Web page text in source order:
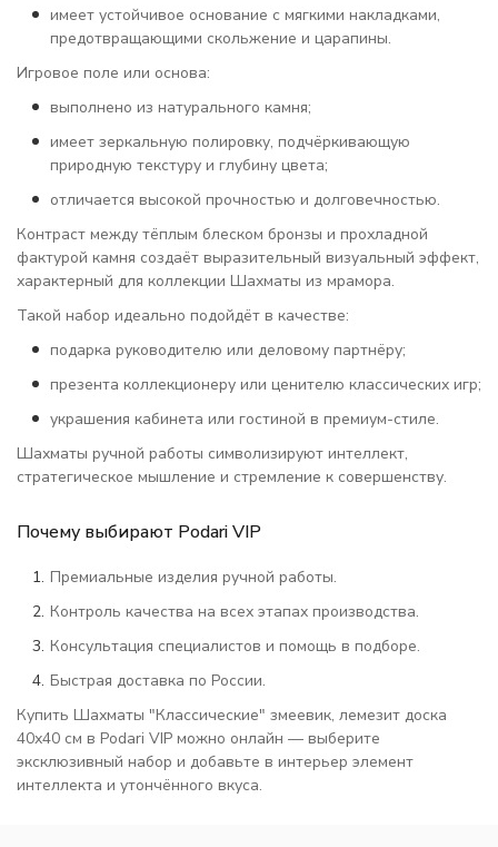
имеет устойчивое основание с мягкими накладками,
предотвращающими скольжение и царапины.
Игровое поле или основа:
выполнено из натурального камня;
имеет зеркальную полировку, подчёркивающую
природную текстуру и глубину цвета;
отличается высокой прочностью и долговечностью.
Контраст между тёплым блеском бронзы и прохладной
фактурой камня создаёт выразительный визуальный эффект,
характерный для коллекции Шахматы из мрамора.
Такой набор идеально подойдёт в качестве:
подарка руководителю или деловому партнёру;
презента коллекционеру или ценителю классических игр;
украшения кабинета или гостиной в премиум-стиле.
Шахматы ручной работы символизируют интеллект,
стратегическое мышление и стремление к совершенству.
Почему выбирают Podari VIP
Премиальные изделия ручной работы.
Контроль качества на всех этапах производства.
Консультация специалистов и помощь в подборе.
Быстрая доставка по России.
Купить Шахматы "Классические" змеевик, лемезит доска
40х40 см в Podari VIP можно онлайн — выберите
эксклюзивный набор и добавьте в интерьер элемент
интеллекта и утончённого вкуса.